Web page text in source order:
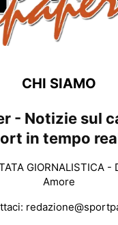
CHI SIAMO
- Notizie sul
in tempo
GIORNALISTICA
Amore